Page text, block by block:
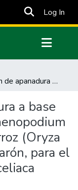
Log In
Formulación de apanadura a base de harina de quinua (Chenopodium quinoa) con harina de arroz (Oryza sativa), aplicada en camarón, para el consumo de población celiaca
a base
(Oryza
para el